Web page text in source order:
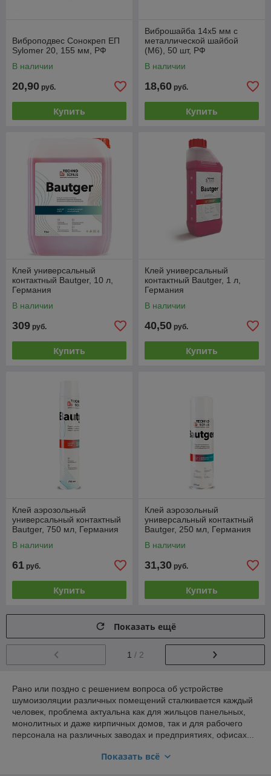
Виброподвес Сонокреп ЕП
Sylomer 20, 155 мм, РФ
В наличии
20,90 руб.
Купить
Виброшайба 14х5 мм с
металлической шайбой
(М6), 50 шт, РФ
В наличии
18,60 руб.
Купить
Клей универсальный
контактный Bautger, 10 л,
Германия
В наличии
309 руб.
Купить
Клей универсальный
контактный Bautger, 1 л,
Германия
В наличии
40,50 руб.
Купить
Клей аэрозольный
универсальный контактный
Bautger, 750 мл, Германия
В наличии
61 руб.
Купить
Клей аэрозольный
универсальный контактный
Bautger, 250 мл, Германия
В наличии
31,30 руб.
Купить
Показать ещё
1 / 2
Рано или поздно с решением вопроса об устройстве
шумоизоляции различных помещений сталкивается каждый
человек, проблема актуальна как для жильцов панельных,
монолитных и даже кирпичных домов, так и для рабочего
персонала на различных заводах и предприятиях, офисах...
создаёт шум соседей - крики, животные, громкая музыка,
Показать всё